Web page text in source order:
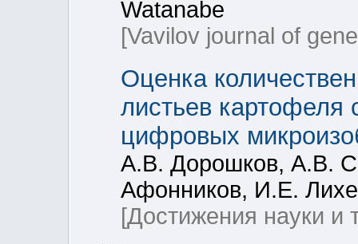
Watanabe
[Vavilov journal of
Оценка
листьев картофеля
цифровых
А.В. Дорошков, А.В.
Афонников, И.Е.
[Достижения науки и